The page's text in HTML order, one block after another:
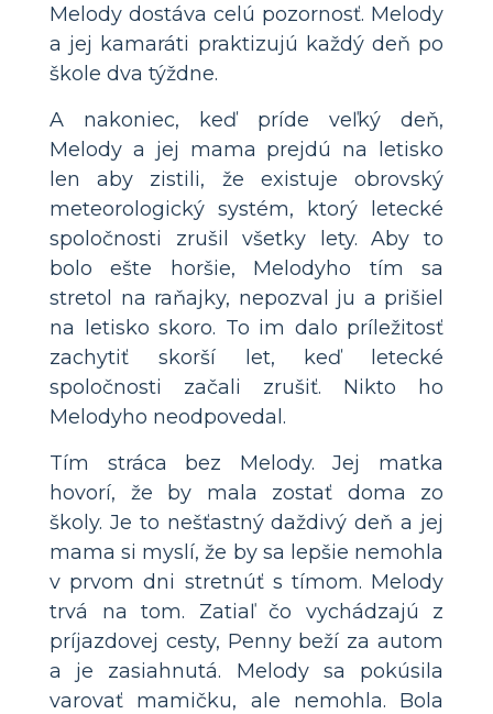
Melody dostáva celú pozornosť. Melody
a jej kamaráti praktizujú každý deň po
škole dva týždne.
A nakoniec, keď príde veľký deň,
Melody a jej mama prejdú na letisko
len aby zistili, že existuje obrovský
meteorologický systém, ktorý letecké
spoločnosti zrušil všetky lety. Aby to
bolo ešte horšie, Melodyho tím sa
stretol na raňajky, nepozval ju a prišiel
na letisko skoro. To im dalo príležitosť
zachytiť skorší let, keď letecké
spoločnosti začali zrušiť. Nikto ho
Melodyho neodpovedal.
Tím stráca bez Melody. Jej matka
hovorí, že by mala zostať doma zo
školy. Je to nešťastný daždivý deň a jej
mama si myslí, že by sa lepšie nemohla
v prvom dni stretnúť s tímom. Melody
trvá na tom. Zatiaľ čo vychádzajú z
príjazdovej cesty, Penny beží za autom
a je zasiahnutá. Melody sa pokúsila
varovať mamičku, ale nemohla. Bola